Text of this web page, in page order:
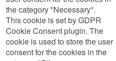
the category "Necessary".
This cookie is set by GDPR
Cookie Consent plugin. The
cookie is used to store the user
consent for the cookies in the